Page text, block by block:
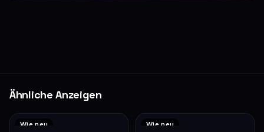
Ähnliche Anzeigen
Wie neu Wie neu